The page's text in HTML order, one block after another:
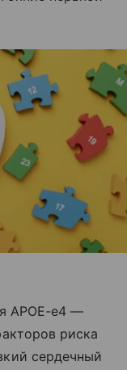
APOE-e4 —
риска
сердечный